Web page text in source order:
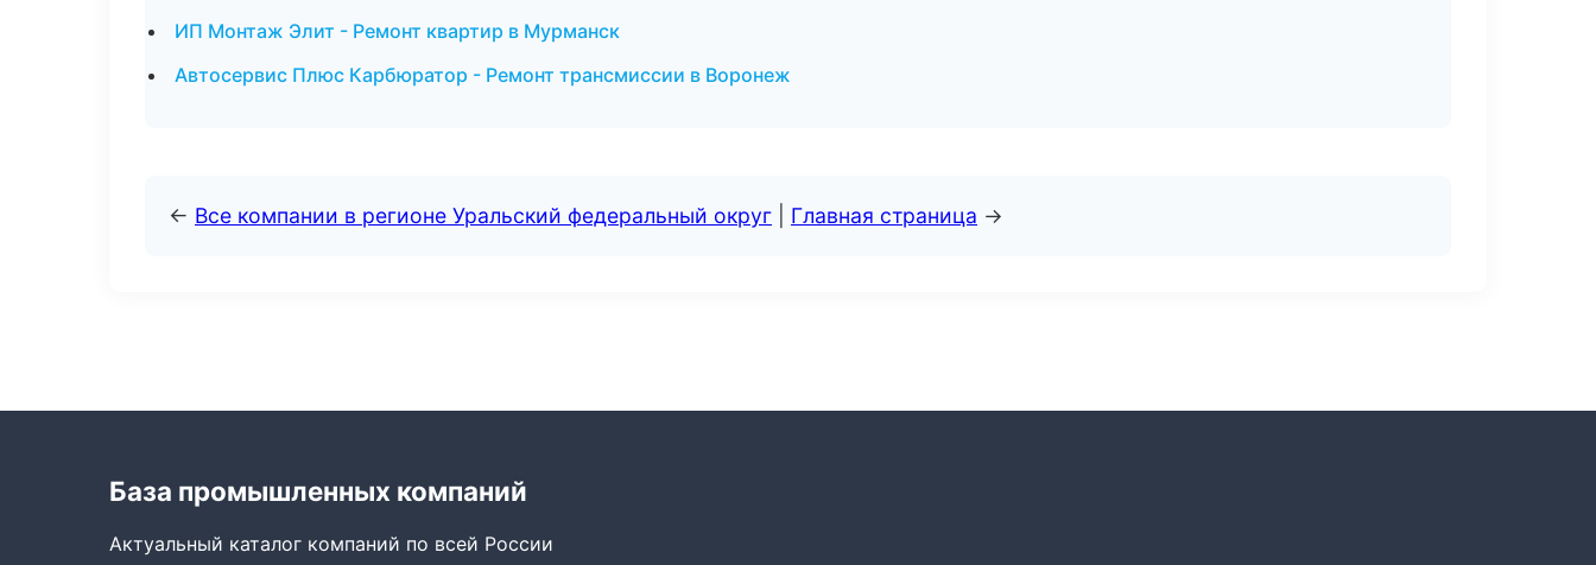
ИП Монтаж Элит - Ремонт квартир в Мурманск
Автосервис Плюс Карбюратор - Ремонт трансмиссии в Воронеж
← Все компании в регионе Уральский федеральный округ Главная страница →
База промышленных компаний
Актуальный каталог компаний по всей России